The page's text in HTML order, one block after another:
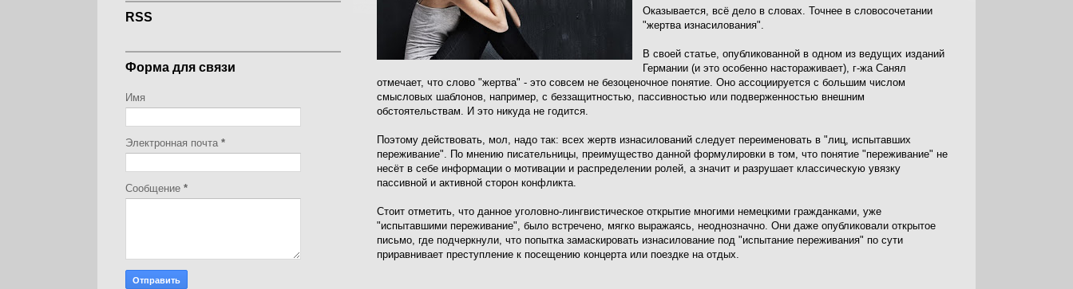
Оказывается, всё дело в словах. Точнее в словосочетании
"жертва изнасилования".
В своей статье, опубликованной в одном из ведущих изданий
Германии (и это особенно настораживает), г-жа Санял
отмечает, что слово "жертва" - это совсем не безоценочное понятие. Оно ассоциируется с большим числом
смысловых шаблонов, например, с беззащитностью, пассивностью или подверженностью внешним
обстоятельствам. И это никуда не годится.
Поэтому действовать, мол, надо так: всех жертв изнасилований следует переименовать в "лиц, испытавших
переживание". По мнению писательницы, преимущество данной формулировки в том, что понятие "переживание" не
несёт в себе информации о мотивации и распределении ролей, а значит и разрушает классическую увязку
пассивной и активной сторон конфликта.
Стоит отметить, что данное уголовно-лингвистическое открытие многими немецкими гражданками, уже
"испытавшими переживание", было встречено, мягко выражаясь, неоднозначно. Они даже опубликовали открытое
письмо, где подчеркнули, что попытка замаскировать изнасилование под "испытание переживания" по сути
приравнивает преступление к посещению концерта или поездке на отдых.
RSS
Форма для связи
Имя
Электронная почта *
Сообщение *